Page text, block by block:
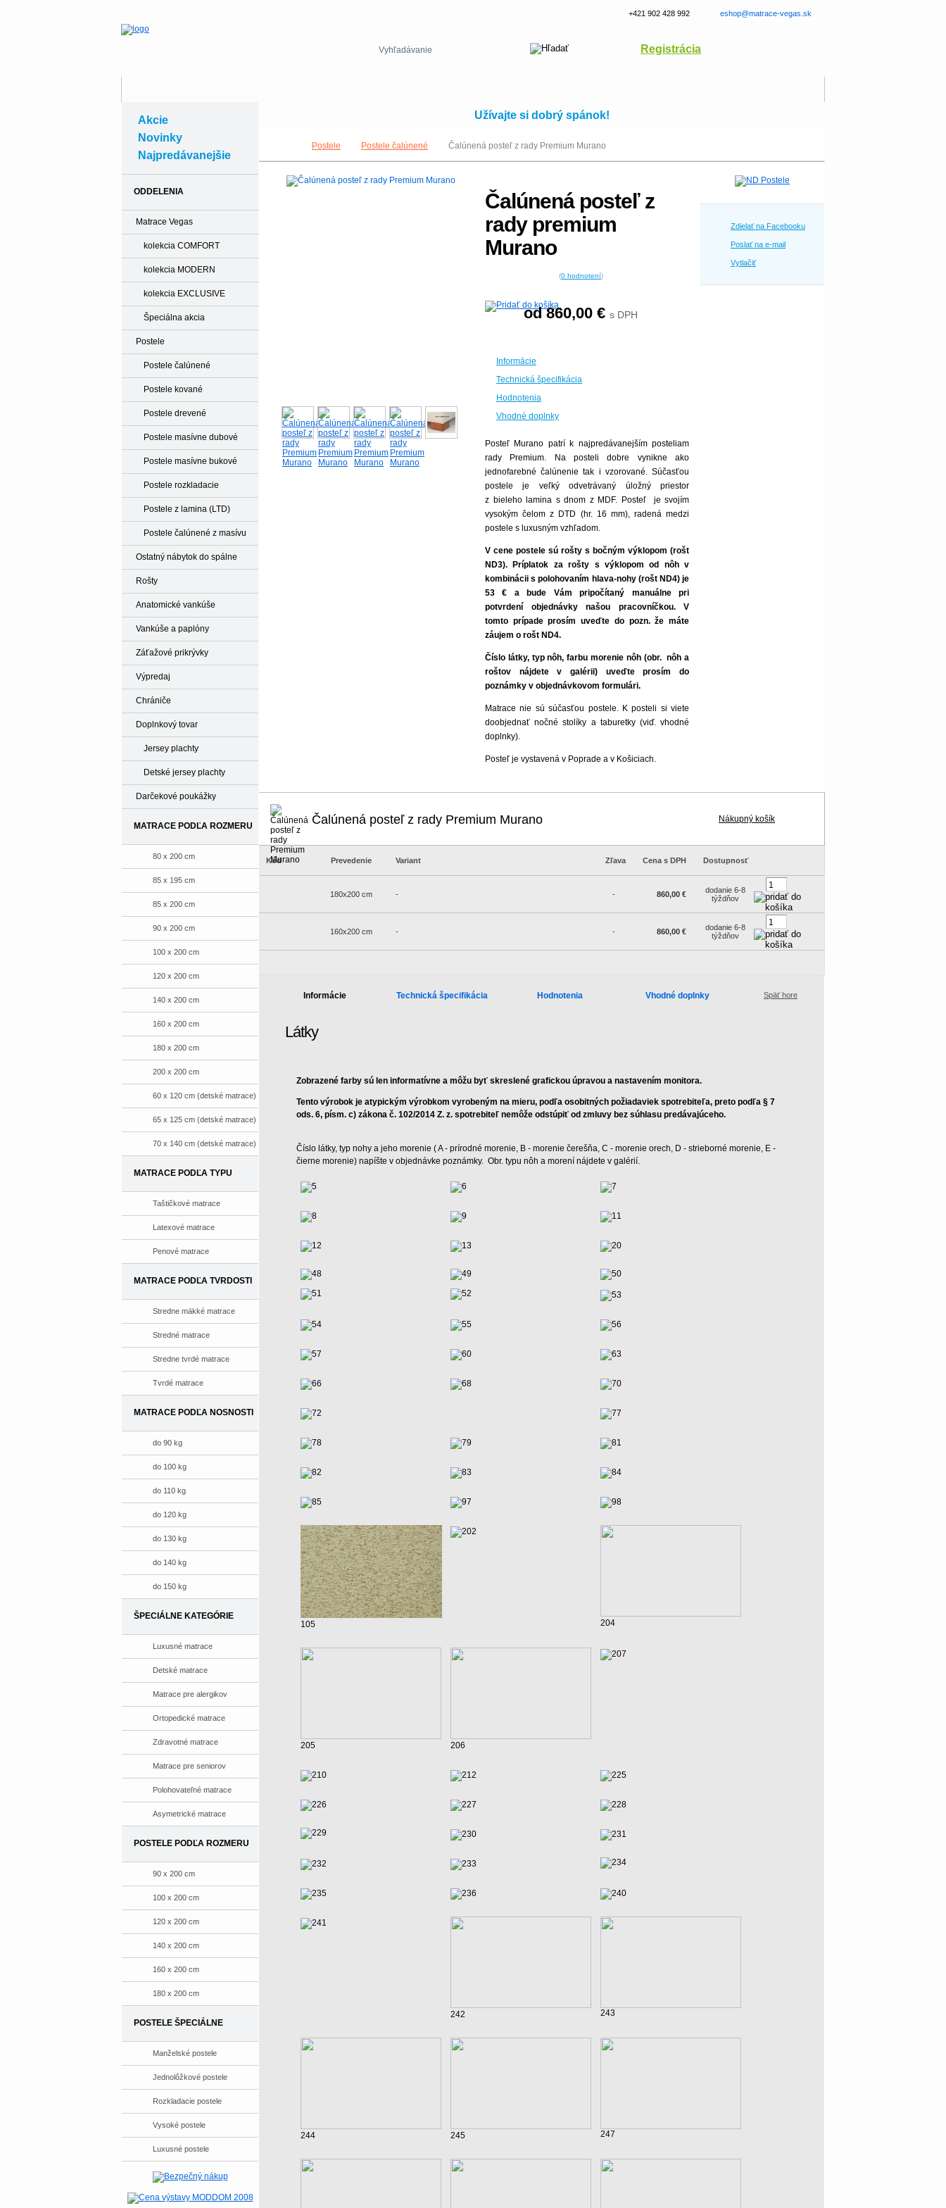
Užívajte si dobrý spánok!
Postele Postele čalúnené Čalúnená posteľ z rady Premium Murano
Čalúnená posteľ z
rady premium
Murano
(0 hodnotení)
od 860,00 € s DPH
Informácie
Technická špecifikácia
Hodnotenia
Vhodné doplnky
Posteľ Murano patrí k najpredávanejším posteliam
rady Premium. Na posteli dobre vynikne ako
jednofarebné čalúnenie tak i vzorované. Súčasťou
postele je veľký odvetrávaný úložný priestor
z bieleho lamina s dnom z MDF. Posteľ je svojím
vysokým čelom z DTD (hr. 16 mm), radená medzi
postele s luxusným vzhľadom.
V cene postele sú rošty s bočným výklopom (rošt
ND3).
Príplatok za rošty s výklopom od nôh v
kombinácii s polohovaním hlava-nohy (rošt ND4) je
53 € a bude Vám pripočítaný manuálne pri
potvrdení objednávky našou pracovníčkou. V
tomto prípade prosím uveďte do pozn. že máte
záujem o rošt ND4.
Číslo látky, typ nôh, farbu morenie nôh (obr. nôh a
roštov nájdete v galérii) uveďte prosím do
poznámky v objednávkovom formulári.
Matrace nie sú súčasťou postele. K posteli si viete
doobjednať nočné stolíky a taburetky (viď. vhodné
doplnky).
Posteľ je vystavená v Poprade a v Košiciach.
Zdielať na Facebooku
Poslať na e-mail
Vytlačiť
Čalúnená posteľ z rady Premium Murano Nákupný košík
Kód Prevedenie Variant Zľava Cena s DPH Dostupnosť
180x200 cm - - 860,00 €
dodanie 6-8
týždňov
160x200 cm - - 860,00 €
dodanie 6-8
týždňov
Informácie Technická špecifikácia Hodnotenia Vhodné doplnky Späť hore
Látky
Zobrazené farby sú len informatívne a môžu byť skreslené grafickou úpravou a nastavením monitora.
Tento výrobok je atypickým výrobkom vyrobeným na mieru, podľa osobitných požiadaviek spotrebiteľa, preto podľa § 7
ods. 6, písm. c) zákona č. 102/2014 Z. z. spotrebiteľ nemôže odstúpiť od zmluvy bez súhlasu predávajúceho.
Číslo látky, typ nohy a jeho morenie ( A - prírodné morenie, B - morenie čerešňa, C - morenie orech, D - strieborné morenie, E -
čierne morenie) napíšte v objednávke poznámky. Obr. typu nôh a morení nájdete v galérií.
5 6 7
8 9 11
12 13 20
48 49
50
51
52 53
54 55 56
57 60 63
66 68 70
72 77
78 79 81
82 83 84
85 97 98
105
202
204
205 206
207
210 212 225
226 227 228
229 230 231
232 233 234
235 236 240
241
242 243
244 245 247
Akcie
Novinky
Najpredávanejšie
ODDELENIA
Matrace Vegas
kolekcia COMFORT
kolekcia MODERN
kolekcia EXCLUSIVE
Špeciálna akcia
Postele
Postele čalúnené
Postele kované
Postele drevené
Postele masívne dubové
Postele masívne bukové
Postele rozkladacie
Postele z lamina (LTD)
Postele čalúnené z masívu
Ostatný nábytok do spálne
Rošty
Anatomické vankúše
Vankúše a paplóny
Záťažové prikrývky
Výpredaj
Chrániče
Doplnkový tovar
Jersey plachty
Detské jersey plachty
Darčekové poukážky
MATRACE PODĽA ROZMERU
80 x 200 cm
85 x 195 cm
85 x 200 cm
90 x 200 cm
100 x 200 cm
120 x 200 cm
140 x 200 cm
160 x 200 cm
180 x 200 cm
200 x 200 cm
60 x 120 cm (detské matrace)
65 x 125 cm (detské matrace)
70 x 140 cm (detské matrace)
MATRACE PODĽA TYPU
Taštičkové matrace
Latexové matrace
Penové matrace
MATRACE PODĽA TVRDOSTI
Stredne mäkké matrace
Stredné matrace
Stredne tvrdé matrace
Tvrdé matrace
MATRACE PODĽA NOSNOSTI
do 90 kg
do 100 kg
do 110 kg
do 120 kg
do 130 kg
do 140 kg
do 150 kg
ŠPECIÁLNE KATEGÓRIE
Luxusné matrace
Detské matrace
Matrace pre alergikov
Ortopedické matrace
Zdravotné matrace
Matrace pre seniorov
Polohovateľné matrace
Asymetrické matrace
POSTELE PODĽA ROZMERU
90 x 200 cm
100 x 200 cm
120 x 200 cm
140 x 200 cm
160 x 200 cm
180 x 200 cm
POSTELE ŠPECIÁLNE
Manželské postele
Jednolôžkové postele
Rozkladacie postele
Vysoké postele
Luxusné postele
+421 902 428 992 eshop@matrace-vegas.sk
Vyhľadávanie Registrácia